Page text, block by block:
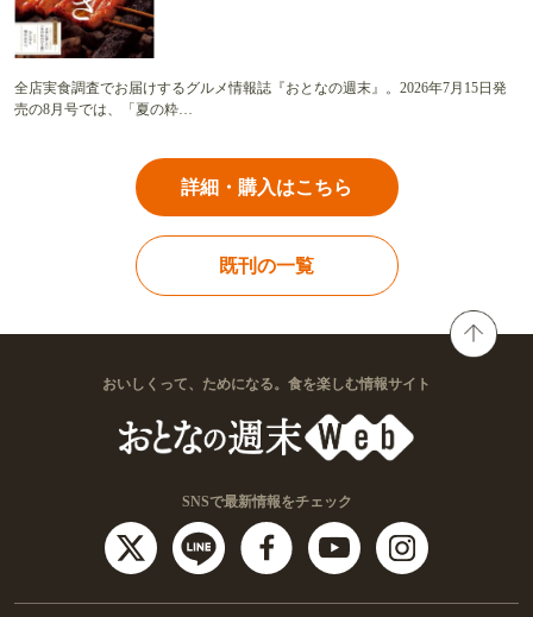
全店実食調査でお届けするグルメ情報誌『おとなの週末』。2026年7月15日発
売の8月号では、「夏の粋…
詳細・購入はこちら
既刊の一覧
おいしくって、ためになる。食を楽しむ情報サイト
SNSで最新情報をチェック